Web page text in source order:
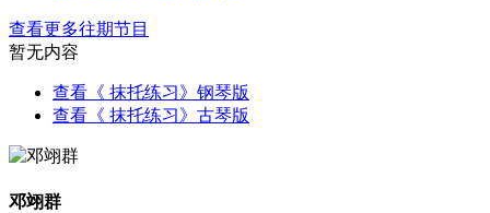
查看更多往期节目
暂无内容
查看《 抹托练习》钢琴版
查看《 抹托练习》古琴版
邓翊群